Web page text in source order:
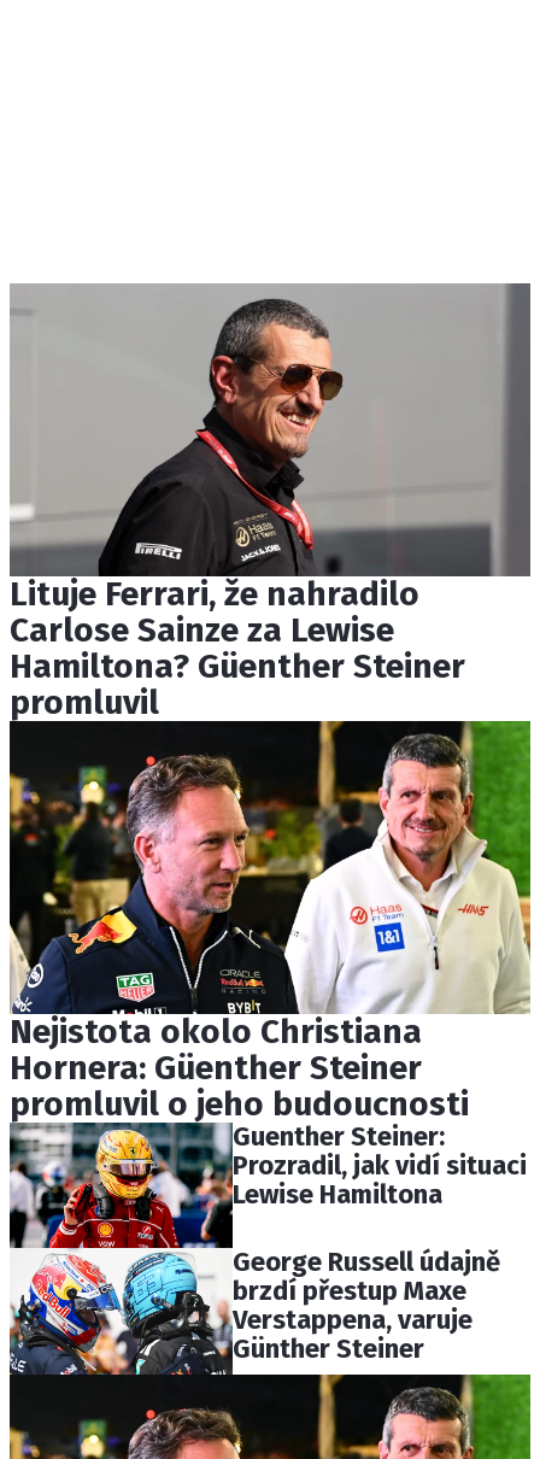
Lituje Ferrari, že nahradilo
Carlose Sainze za Lewise
Hamiltona? Güenther Steiner
promluvil
Nejistota okolo Christiana
Hornera: Güenther Steiner
promluvil o jeho budoucnosti
Guenther Steiner:
Prozradil, jak vidí situaci
Lewise Hamiltona
George Russell údajně
brzdí přestup Maxe
Verstappena, varuje
Günther Steiner